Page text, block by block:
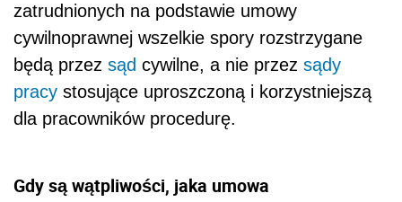
zatrudnionych na podstawie umowy
cywilnoprawnej wszelkie spory rozstrzygane
będą przez sąd cywilne, a nie przez sądy
pracy stosujące uproszczoną i korzystniejszą
dla pracowników procedurę.
Gdy są wątpliwości, jaka umowa